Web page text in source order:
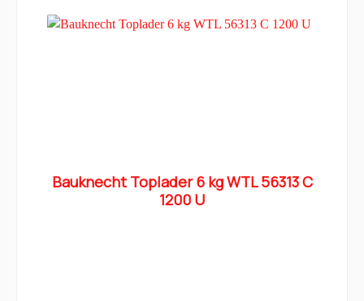
Bauknecht Toplader 6 kg WTL 56313 C
1200 U